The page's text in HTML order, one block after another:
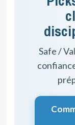
Safe /